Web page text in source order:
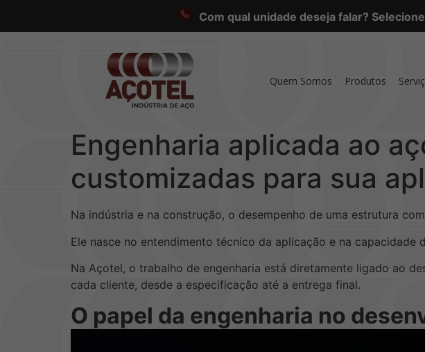
Com qual unidade deseja falar?
Quem Somos Produtos
Engenharia aplicada ao
customizadas para sua
Na indústria e na construção, o desempenho de uma estrutura
Ele nasce no entendimento técnico da aplicação e na
Na Açotel, o trabalho de engenharia está diretamente ligado ao
cada cliente, desde a especificação até a entrega final.
O papel da engenharia no